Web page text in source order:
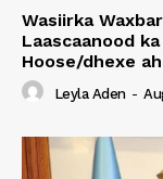
Wasiirka
Laascaanood
Hoose/dhexe ah
Leyla Aden -